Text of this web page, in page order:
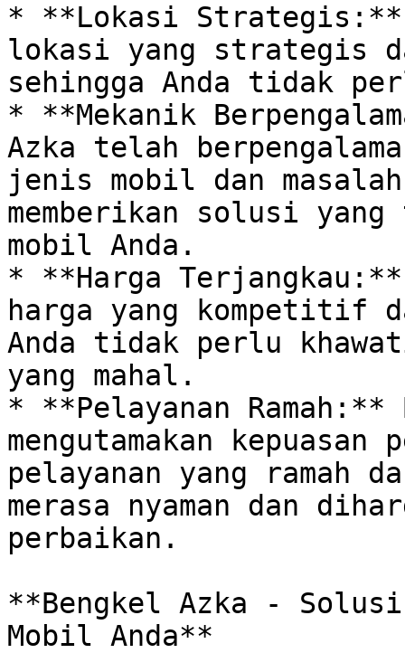
* **Lokasi
lokasi yang strategis
sehingga Anda tidak
* **Mekanik
Azka telah
jenis mobil dan
memberikan solusi
mobil Anda.
* **Harga Terjangkau:**
harga yang kompetitif
Anda tidak perlu
yang mahal.
* **Pelayanan
mengutamakan kepuasan
pelayanan yang ramah
merasa nyaman dan
perbaikan.
**Bengkel Azka -
Mobil Anda**